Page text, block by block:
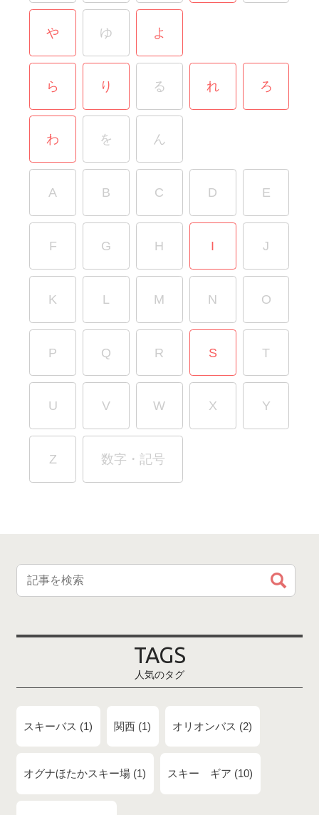
や ゆ よ
ら り る れ ろ
わ を ん
A B C D E
F G H I J
K L M N O
P Q R S T
U V W X Y
Z 数字・記号
TAGS
人気のタグ
スキーバス 1 関西 1 オリオンバス 2
オグナほたかスキー場 1 スキー ギア 10